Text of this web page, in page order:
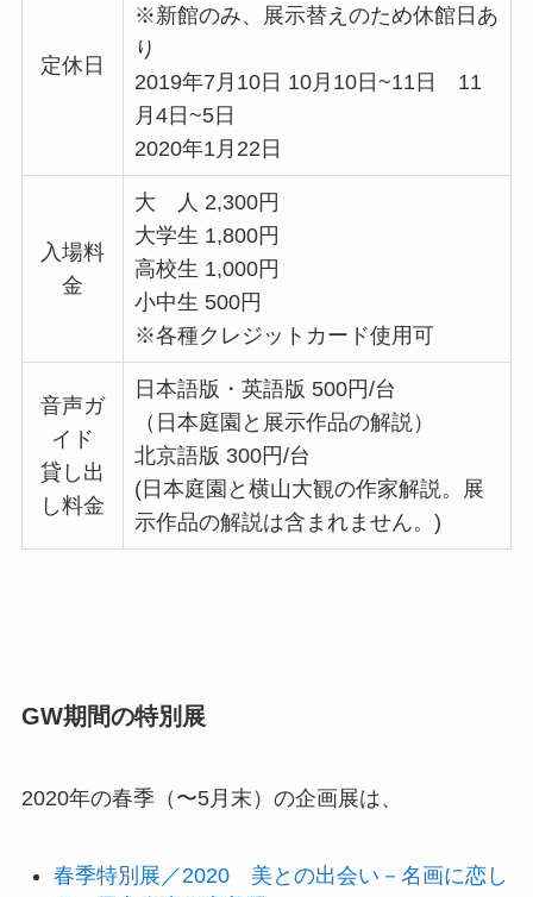
定休日
※新館のみ、展示替えのため休館日あ
り
2019年7月10日 10月10日~11日 11
月4日~5日
2020年1月22日
入場料
金
大 人 2,300円
大学生 1,800円
高校生 1,000円
小中生 500円
※各種クレジットカード使用可
音声ガ
イド
貸し出
し料金
日本語版・英語版 500円/台
（日本庭園と展示作品の解説）
北京語版 300円/台
(日本庭園と横山大観の作家解説。展
示作品の解説は含まれません。)
GW期間の特別展
2020年の春季（〜5月末）の企画展は、
春季特別展／2020 美との出会い－名画に恋し